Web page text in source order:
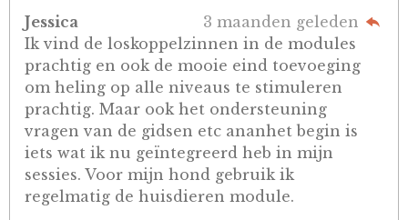
Jessica
3 maanden geleden
Ik vind de loskoppelzinnen in de modules
prachtig en ook de mooie eind toevoeging
om heling op alle niveaus te stimuleren
prachtig. Maar ook het ondersteuning
vragen van de gidsen etc ananhet begin is
iets wat ik nu geïntegreerd heb in mijn
sessies. Voor mijn hond gebruik ik
regelmatig de huisdieren module.